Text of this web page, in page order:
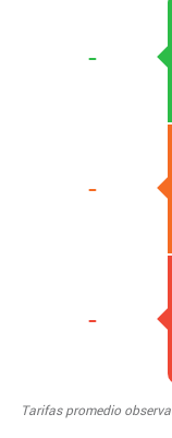
-
-
-
Tarifas promedio